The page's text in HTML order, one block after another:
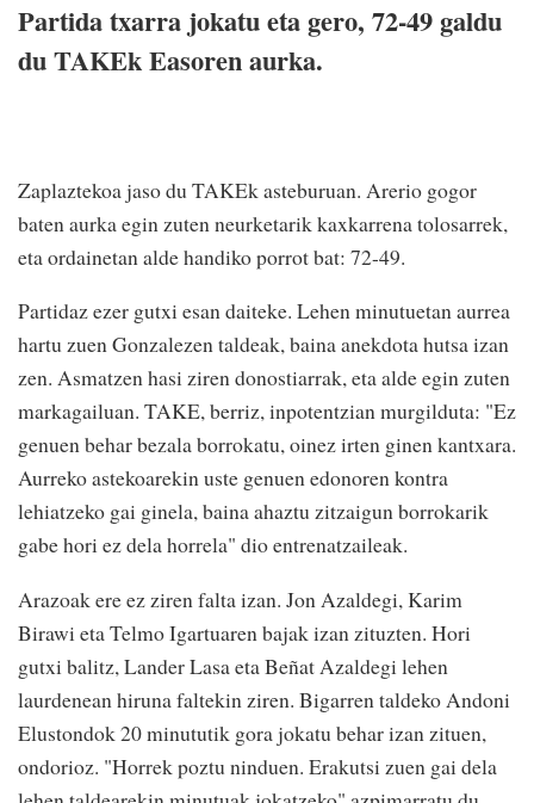
Partida txarra jokatu eta gero, 72-49 galdu
du TAKEk Easoren aurka.
Zaplaztekoa jaso du TAKEk asteburuan. Arerio gogor
baten aurka egin zuten neurketarik kaxkarrena tolosarrek,
eta ordainetan alde handiko porrot bat: 72-49.
Partidaz ezer gutxi esan daiteke. Lehen minutuetan aurrea
hartu zuen Gonzalezen taldeak, baina anekdota hutsa izan
zen. Asmatzen hasi ziren donostiarrak, eta alde egin zuten
markagailuan. TAKE, berriz, inpotentzian murgilduta: "Ez
genuen behar bezala borrokatu, oinez irten ginen kantxara.
Aurreko astekoarekin uste genuen edonoren kontra
lehiatzeko gai ginela, baina ahaztu zitzaigun borrokarik
gabe hori ez dela horrela" dio entrenatzaileak.
Arazoak ere ez ziren falta izan. Jon Azaldegi, Karim
Birawi eta Telmo Igartuaren bajak izan zituzten. Hori
gutxi balitz, Lander Lasa eta Beñat Azaldegi lehen
laurdenean hiruna faltekin ziren. Bigarren taldeko Andoni
Elustondok 20 minututik gora jokatu behar izan zituen,
ondorioz. "Horrek poztu ninduen. Erakutsi zuen gai dela